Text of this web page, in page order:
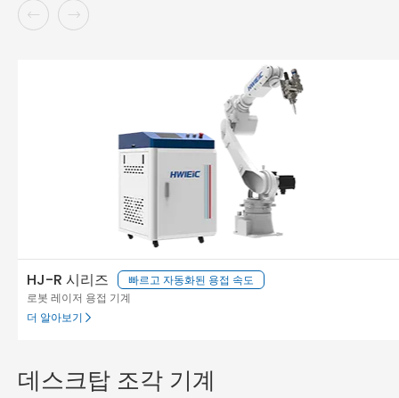
HJ-R 시리즈
빠르고 자동화된 용접 속도
로봇 레이저 용접 기계
더 알아보기
데스크탑 조각 기계